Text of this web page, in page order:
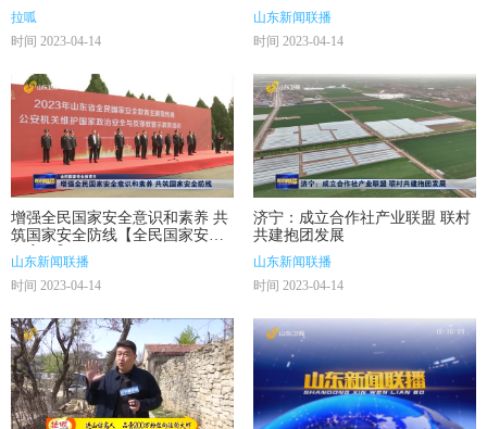
拉呱
时间 2023-04-14
山东新闻联播
时间 2023-04-14
增强全民国家安全意识和素养 共
筑国家安全防线【全民国家安全
教育日】
山东新闻联播
时间 2023-04-14
济宁：成立合作社产业联盟 联村
共建抱团发展
山东新闻联播
时间 2023-04-14